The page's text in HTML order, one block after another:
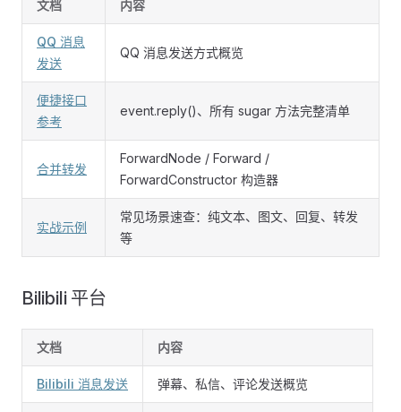
文档 内容
QQ 消息
发送
QQ 消息发送方式概览
便捷接口
参考
event.reply()、所有 sugar 方法完整清单
合并转发
ForwardNode / Forward /
ForwardConstructor 构造器
实战示例
常见场景速查：纯文本、图文、回复、转发
等
Bilibili 平台
文档 内容
Bilibili 消息发送 弹幕、私信、评论发送概览